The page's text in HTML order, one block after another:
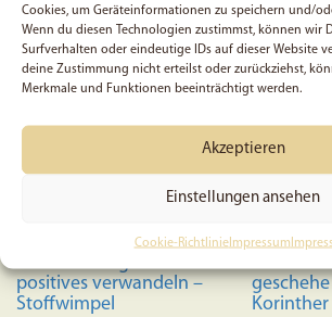
Cookies, um Geräteinformationen zu speichern und/
Wenn du diesen Technologien zustimmst, können wir
Surfverhalten oder eindeutige IDs auf dieser Website
deine Zustimmung nicht erteilst oder zurückziehst,
Merkmale und Funktionen beeinträchtigt werden.
Akzeptieren
Einstellungen ansehen
Cookie-RichtlinieImpressum
Gott wird negatives in
positives verwandeln –
Stoffwimpel
5x Alles
Korinther